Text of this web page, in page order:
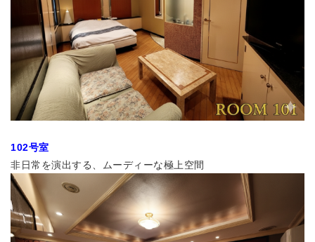
102号室
非日常を演出する、ムーディーな極上空間